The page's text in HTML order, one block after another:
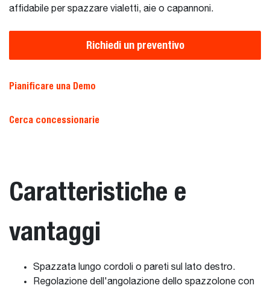
affidabile per spazzare vialetti, aie o capannoni.
Richiedi un preventivo
Pianificare una Demo
Cerca concessionarie
Caratteristiche e
vantaggi
Spazzata lungo cordoli o pareti sul lato destro.
Regolazione dell'angolazione dello spazzolone con